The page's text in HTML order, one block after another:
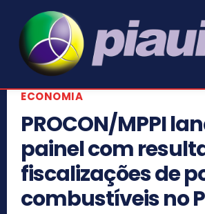
ECONOMIA
PROCON/MPPI
painel com
fiscalizações de
combustíveis no